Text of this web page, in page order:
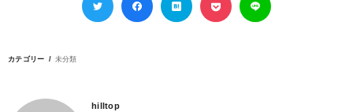
カテゴリー 未分類
hilltop